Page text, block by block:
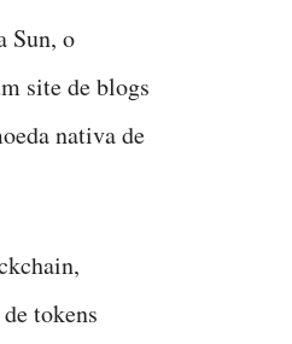
Sun, o
site de blogs
nativa de
tokens